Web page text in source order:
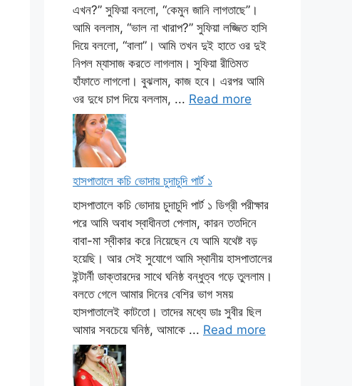
এখন?” সুফিয়া বললো, “কেমুন জানি লাগতাছে”।
আমি বললাম, “ভাল না খারাপ?” সুফিয়া লজ্জিত হাসি
দিয়ে বললো, “বালা”। আমি তখন দুই হাতে ওর দুই
নিপল ম্যাসাজ করতে লাগলাম। সুফিয়া রীতিমত
হাঁফাতে লাগলো। বুঝলাম, কাজ হবে। এরপর আমি
ওর দুধে চাপ দিয়ে বললাম, ... Read more
হাসপাতালে কচি ভোদায় চুদাচুদি পার্ট ১
হাসপাতালে কচি ভোদায় চুদাচুদি পার্ট ১ ডিগ্রী পরীক্ষার
পরে আমি অবাধ স্বাধীনতা পেলাম, কারন ততদিনে
বাবা-মা স্বীকার করে নিয়েছেন যে আমি যথেষ্ট বড়
হয়েছি। আর সেই সুযোগে আমি স্থানীয় হাসপাতালের
ইন্টার্নী ডাক্তারদের সাথে ঘনিষ্ঠ বন্ধুত্ব গড়ে তুললাম।
বলতে গেলে আমার দিনের বেশির ভাগ সময়
হাসপাতালেই কাটতো। তাদের মধ্যে ডাঃ সুবীর ছিল
আমার সবচেয়ে ঘনিষ্ঠ, আমাকে ... Read more